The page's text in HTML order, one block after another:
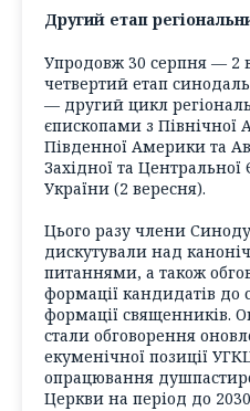
Другий етап
Упродовж 30 серпня — 2
четвертий етап
— другий цикл
єпископами з Північної
Південної Америки та
Західної та
України (2 вересня).
Цього разу члени
дискутували над
питаннями, а також
формації кандидатів до
формації священників.
стали обговорення
екуменічної позиції
опрацювання
Церкви на період до